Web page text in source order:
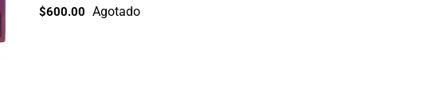
$600.00 Agotado